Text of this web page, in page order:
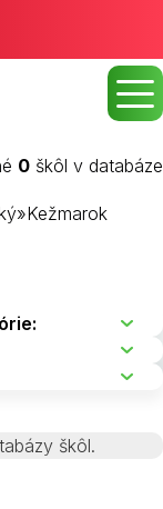
0 škôl v databáze
»Kežmarok
škôl.